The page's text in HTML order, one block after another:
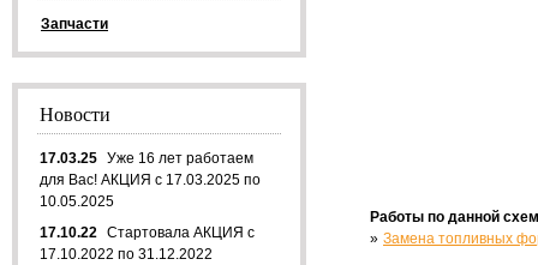
Работы по данной
Замена топливных
Запчасти
Новости
17.03.25 Уже 16 лет работаем
для Вас! АКЦИЯ с 17.03.2025 по
10.05.2025
17.10.22 Стартовала АКЦИЯ с
17.10.2022 по 31.12.2022